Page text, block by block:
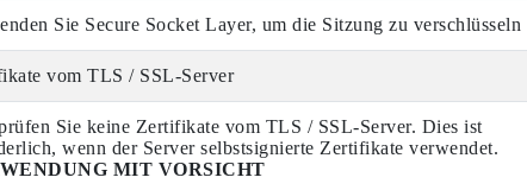
Sie Secure Socket Layer, um die Sitzung zu verschlüsseln
vom TLS / SSL-Server
Sie keine Zertifikate vom TLS / SSL-Server. Dies ist
wenn der Server selbstsignierte Zertifikate verwendet.
MIT VORSICHT